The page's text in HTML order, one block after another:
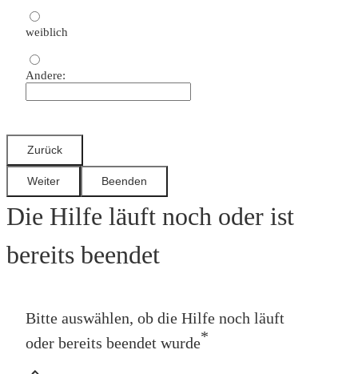
weiblich
Andere:
Die Hilfe läuft noch oder ist
bereits beendet
Bitte auswählen, ob die Hilfe noch läuft
oder bereits beendet wurde*